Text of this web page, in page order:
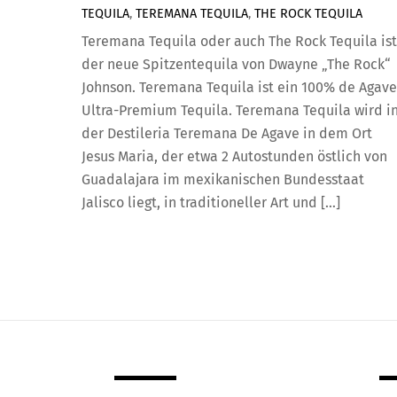
TEQUILA, TEREMANA TEQUILA, THE ROCK TEQUILA
Teremana Tequila oder auch The Rock Tequila ist
der neue Spitzentequila von Dwayne „The Rock“
Johnson. Teremana Tequila ist ein 100% de Agave
Ultra-Premium Tequila. Teremana Tequila wird in
der Destileria Teremana De Agave in dem Ort
Jesus Maria, der etwa 2 Autostunden östlich von
Guadalajara im mexikanischen Bundesstaat
Jalisco liegt, in traditioneller Art und […]